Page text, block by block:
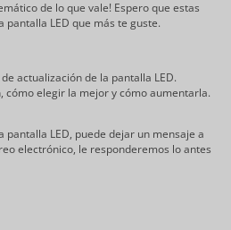
de lo que vale! Espero que estas
LED que más te guste.
actualización de la pantalla LED.
cómo elegir la mejor y cómo aumentarla.
LED, puede dejar un mensaje a
electrónico, le responderemos lo antes